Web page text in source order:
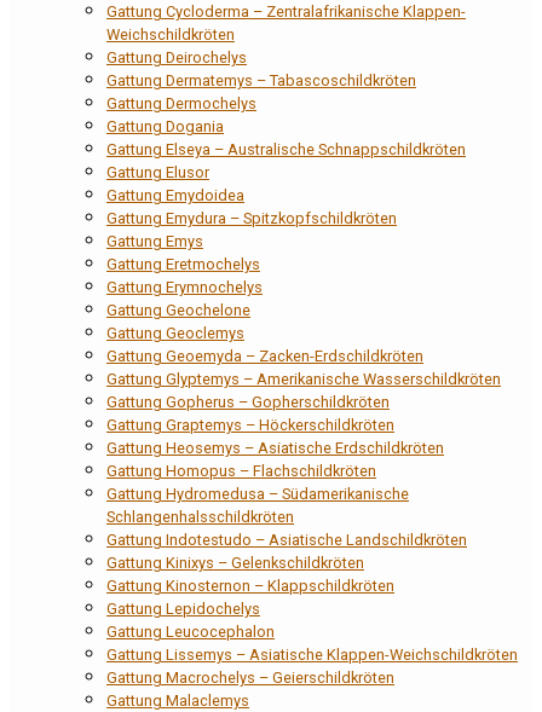
Gattung Cycloderma – Zentralafrikanische Klappen-
Weichschildkröten
Gattung Deirochelys
Gattung Dermatemys – Tabascoschildkröten
Gattung Dermochelys
Gattung Dogania
Gattung Elseya – Australische Schnappschildkröten
Gattung Elusor
Gattung Emydoidea
Gattung Emydura – Spitzkopfschildkröten
Gattung Emys
Gattung Eretmochelys
Gattung Erymnochelys
Gattung Geochelone
Gattung Geoclemys
Gattung Geoemyda – Zacken-Erdschildkröten
Gattung Glyptemys – Amerikanische Wasserschildkröten
Gattung Gopherus – Gopherschildkröten
Gattung Graptemys – Höckerschildkröten
Gattung Heosemys – Asiatische Erdschildkröten
Gattung Homopus – Flachschildkröten
Gattung Hydromedusa – Südamerikanische
Schlangenhalsschildkröten
Gattung Indotestudo – Asiatische Landschildkröten
Gattung Kinixys – Gelenkschildkröten
Gattung Kinosternon – Klappschildkröten
Gattung Lepidochelys
Gattung Leucocephalon
Gattung Lissemys – Asiatische Klappen-Weichschildkröten
Gattung Macrochelys – Geierschildkröten
Gattung Malaclemys